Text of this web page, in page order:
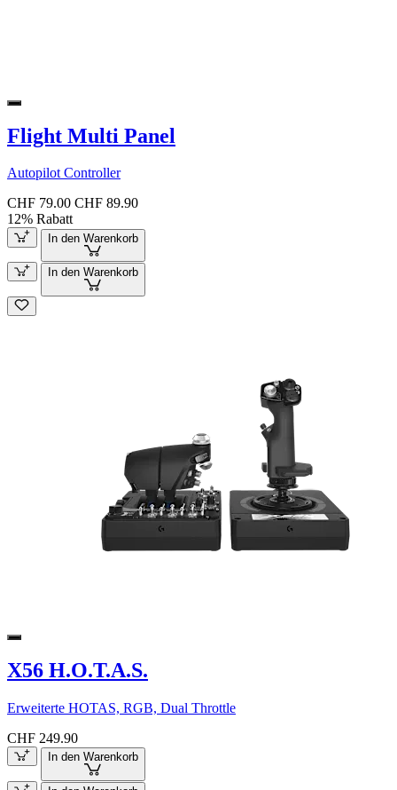
Flight Multi Panel
Autopilot Controller
CHF 79.00 CHF 89.90
12% Rabatt
In den Warenkorb
In den Warenkorb
X56 H.O.T.A.S.
Erweiterte HOTAS, RGB, Dual Throttle
CHF 249.90
In den Warenkorb